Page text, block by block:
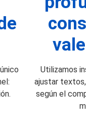
Utilizamos
ajustar
según el